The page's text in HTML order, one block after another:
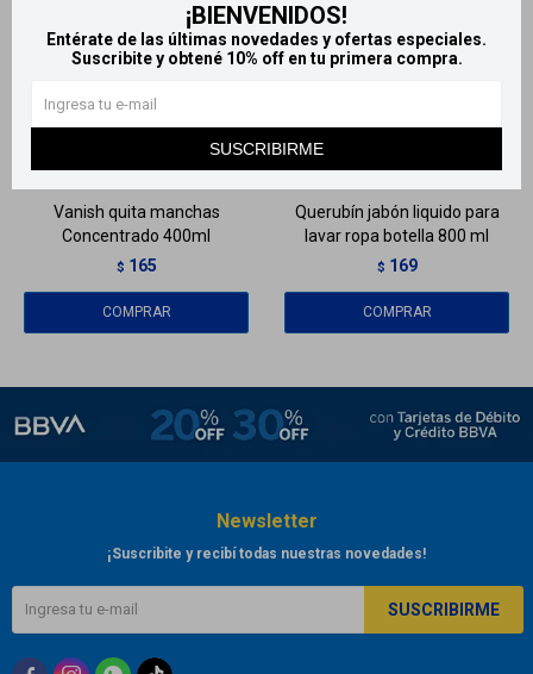
¡BIENVENIDOS!
Entérate de las últimas novedades y ofertas especiales.
Suscribite y obtené 10% off en tu primera compra.
SUSCRIBIRME
Vanish quita manchas
Concentrado 400ml
$ 165
Querubín jabón liquido para
lavar ropa botella 800 ml
$ 169
Newsletter
¡Suscribite y recibí todas nuestras novedades!
SUSCRIBIRME